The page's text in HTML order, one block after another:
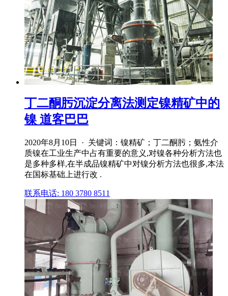
丁二酮肟沉淀分离法测定镍精矿中的
镍 道客巴巴
2020年8月10日 · 关键词：镍精矿；丁二酮肟；氨性介
质镍在工业生产中占有重要的意义,对镍各种分析方法也
是多种多样,在半成品镍精矿中对镍分析方法也很多,本法
在国标基础上进行改 .
联系电话: 180 3780 8511